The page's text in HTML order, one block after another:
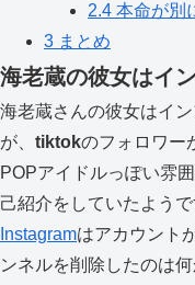
2.4 本命が別
3 まとめ
海老蔵の彼女はイ
海老蔵さんの彼女はイ
が、 tiktokのフォロワー
POPアイドルっぽい雰
己紹介をしていたよう
Instagramはアカウント
ンネルを削除したのは